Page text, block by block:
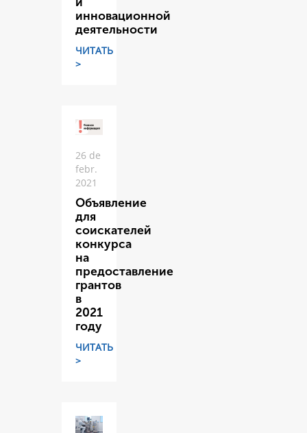
инновационной
деятельности
ЧИТАТЬ
>
26 de
febr.
2021
Объявление
для
соискателей
конкурса
на
предоставление
грантов
в
2021
году
ЧИТАТЬ
>